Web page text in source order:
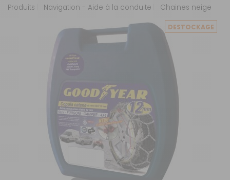
Produits Navigation - Aide à la conduite Chaines neige
DESTOCKAGE